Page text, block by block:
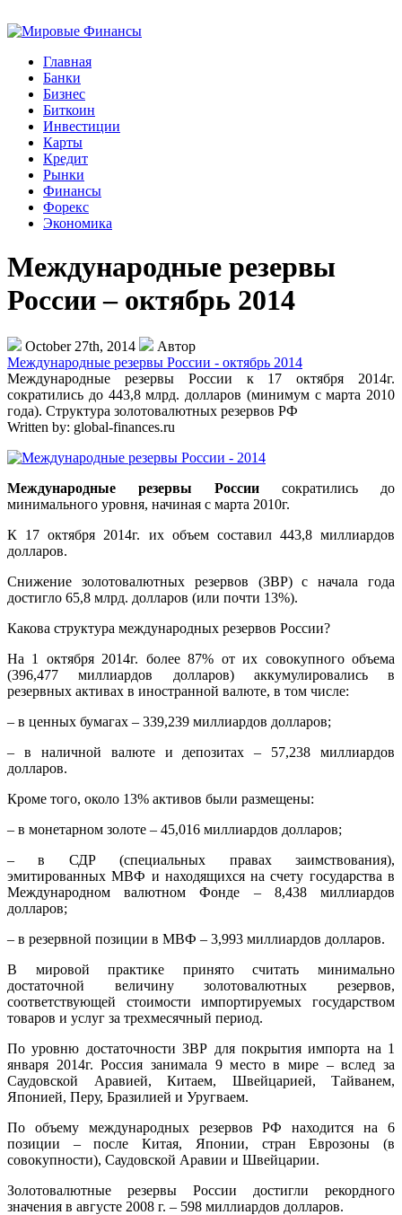
Главная
Банки
Бизнес
Биткоин
Инвестиции
Карты
Кредит
Рынки
Финансы
Форекс
Экономика
Международные резервы
России – октябрь 2014
October 27th, 2014
Автор
Международные резервы России - октябрь 2014
Международные резервы России к 17 октября 2014г.
сократились до 443,8 млрд. долларов (минимум с марта 2010
года). Структура золотовалютных резервов РФ
Written by: global-finances.ru
Международные резервы России сократились до
минимального уровня, начиная с марта 2010г.
К 17 октября 2014г. их объем составил 443,8 миллиардов
долларов.
Снижение золотовалютных резервов (ЗВР) с начала года
достигло 65,8 млрд. долларов (или почти 13%).
Какова структура международных резервов России?
На 1 октября 2014г. более 87% от их совокупного объема
(396,477 миллиардов долларов) аккумулировались в
резервных активах в иностранной валюте, в том числе:
– в ценных бумагах – 339,239 миллиардов долларов;
– в наличной валюте и депозитах – 57,238 миллиардов
долларов.
Кроме того, около 13% активов были размещены:
– в монетарном золоте – 45,016 миллиардов долларов;
– в СДР (специальных правах заимствования),
эмитированных МВФ и находящихся на счету государства в
Международном валютном Фонде – 8,438 миллиардов
долларов;
– в резервной позиции в МВФ – 3,993 миллиардов долларов.
В мировой практике принято считать минимально
достаточной величину золотовалютных резервов,
соответствующей стоимости импортируемых государством
товаров и услуг за трехмесячный период.
По уровню достаточности ЗВР для покрытия импорта на 1
января 2014г. Россия занимала 9 место в мире – вслед за
Саудовской Аравией, Китаем, Швейцарией, Тайванем,
Японией, Перу, Бразилией и Уругваем.
По объему международных резервов РФ находится на 6
позиции – после Китая, Японии, стран Еврозоны (в
совокупности), Саудовской Аравии и Швейцарии.
Золотовалютные резервы России достигли рекордного
значения в августе 2008 г. – 598 миллиардов долларов.